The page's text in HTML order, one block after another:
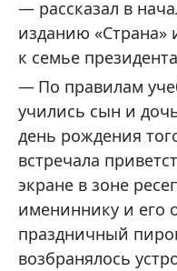
— рассказал в
изданию
к семье
По правилам
учились сын и
день рождения
встречала
экране в зоне
имениннику и его
праздничный
возбранялось